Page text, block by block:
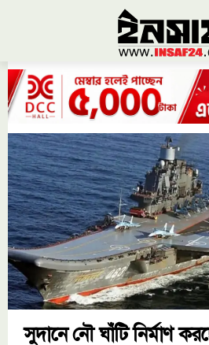
সুদানে নৌ ঘাঁটি নির্মাণ